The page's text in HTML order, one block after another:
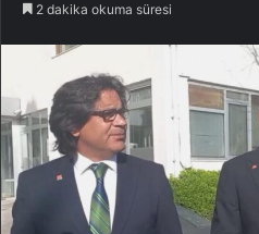
2 dakika okuma süresi